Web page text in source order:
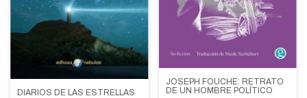
DIARIOS DE LAS ESTRELLAS
JOSEPH FOUCHÉ: RETRATO
DE UN HOMBRE POLÍTICO